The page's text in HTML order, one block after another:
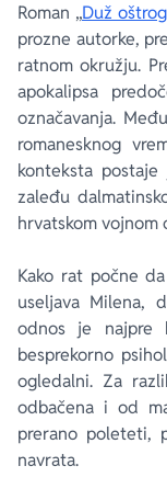
Roman „Duž
prozne autorke,
ratnom okružju.
apokalipsa
označavanja.
romanesknog
konteksta
zaleđu
hrvatskom vojnom
Kako rat počne
useljava Milena,
odnos je najpre
besprekorno
ogledalni. Za
odbačena i od
prerano poleteti,
navrata.